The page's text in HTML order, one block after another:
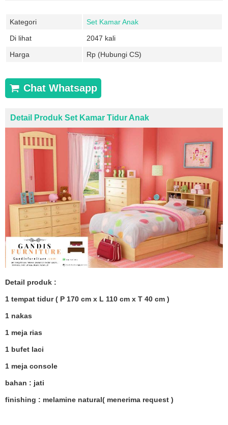
Kategori
Set Kamar Anak
Di lihat
2047 kali
Harga
Rp (Hubungi CS)
Chat Whatsapp
Detail Produk Set Kamar Tidur Anak
Detail produk :
1 tempat tidur ( P 170 cm x L 110 cm x T 40 cm )
1 nakas
1 meja rias
1 bufet laci
1 meja console
bahan : jati
finishing : melamine natural( menerima request )